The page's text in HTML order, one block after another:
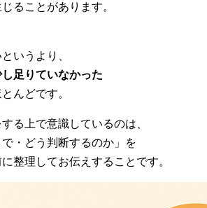
ることがあります。
いうより、
足りていなかった
んどです。
る上で意識しているのは、
で・どう判断するのか」を
整理してお伝えすることです。